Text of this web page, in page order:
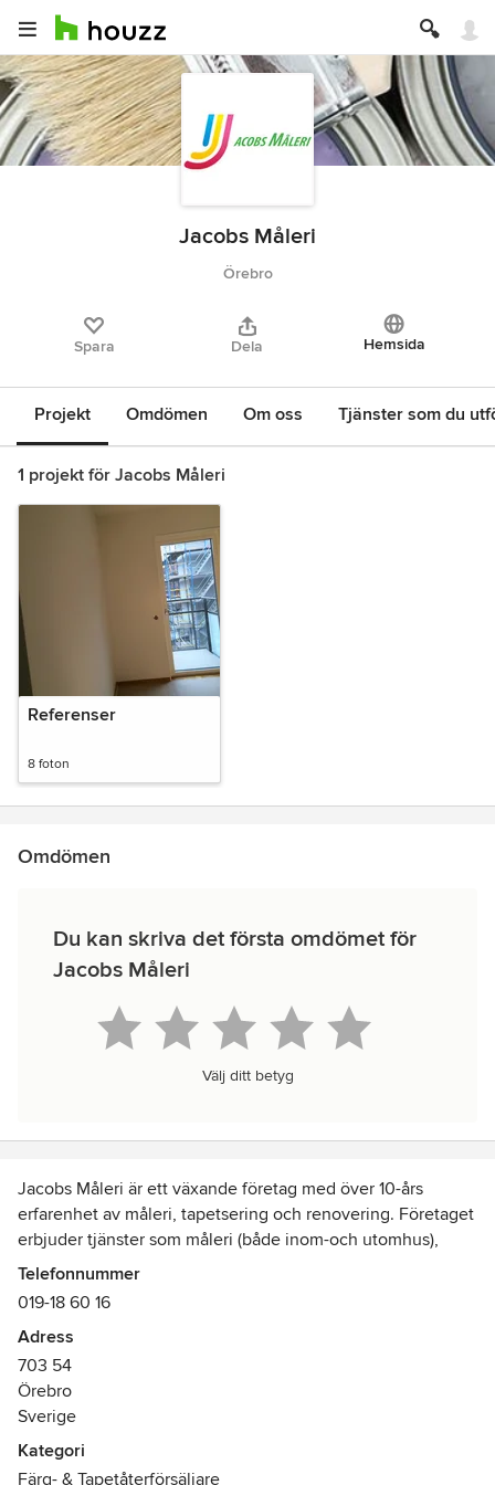
Jacobs Måleri
Örebro
Spara Dela Hemsida
Projekt Omdömen Om oss Tjänster som du
1 projekt för Jacobs Måleri
Referenser
8 foton
Omdömen
Du kan skriva det första omdömet för
Jacobs Måleri
Välj ditt betyg
Jacobs Måleri är ett växande företag med över 10-års
erfarenhet av måleri, tapetsering och renovering. Företaget
erbjuder tjänster som måleri (både inom-och utomhus),
tapetsering, mindre renoveringar, städ, snöskottning och
trädgårdsarbete.
Kundens önskemål står alltid i fokus
Jacobs Måleri är ett flexibelt och mångsidigt företag som
arbetar med det mesta inom bygg, renovering, måleri,
trädgård, mark, städ mm – för privatpersoner och företag.
Med hög kvalitet till ett rimligt pris. Vår personal har många
Telefonnummer
019-18 60 16
Adress
703 54
Örebro
Sverige
Kategori
Färg- & Tapetåterförsäljare